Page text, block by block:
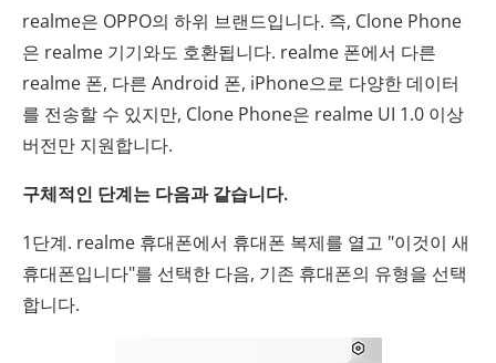
realme은 OPPO의 하위 브랜드입니다. 즉, Clone Phone
은 realme 기기와도 호환됩니다. realme 폰에서 다른
realme 폰, 다른 Android 폰, iPhone으로 다양한 데이터
를 전송할 수 있지만, Clone Phone은 realme UI 1.0 이상
버전만 지원합니다.
구체적인 단계는 다음과 같습니다.
1단계. realme 휴대폰에서 휴대폰 복제를 열고 "이것이 새
휴대폰입니다"를 선택한 다음, 기존 휴대폰의 유형을 선택
합니다.